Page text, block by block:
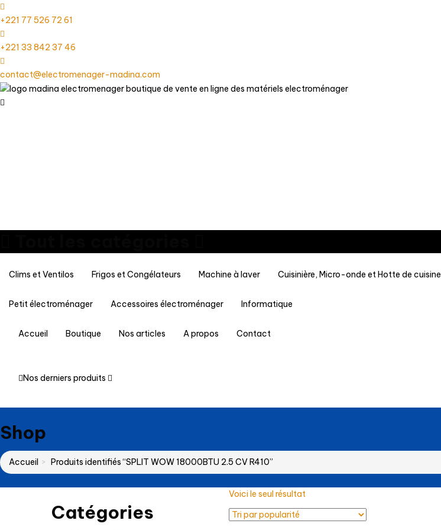
+221 77 526 72 61
+221 33 842 37 46
contact@electromenager-madina.com
Clims et Ventilos Frigos et Congélateurs Machine à laver Cuisinière, Micro-onde et Hotte de cuisine
Petit électroménager Accessoires électroménager Informatique
Accueil Boutique Nos articles A propos Contact
Nos derniers produits
Shop
Accueil Produits identifiés “SPLIT WOW 18000BTU 2.5 CV R410”
Catégories
Voici le seul résultat